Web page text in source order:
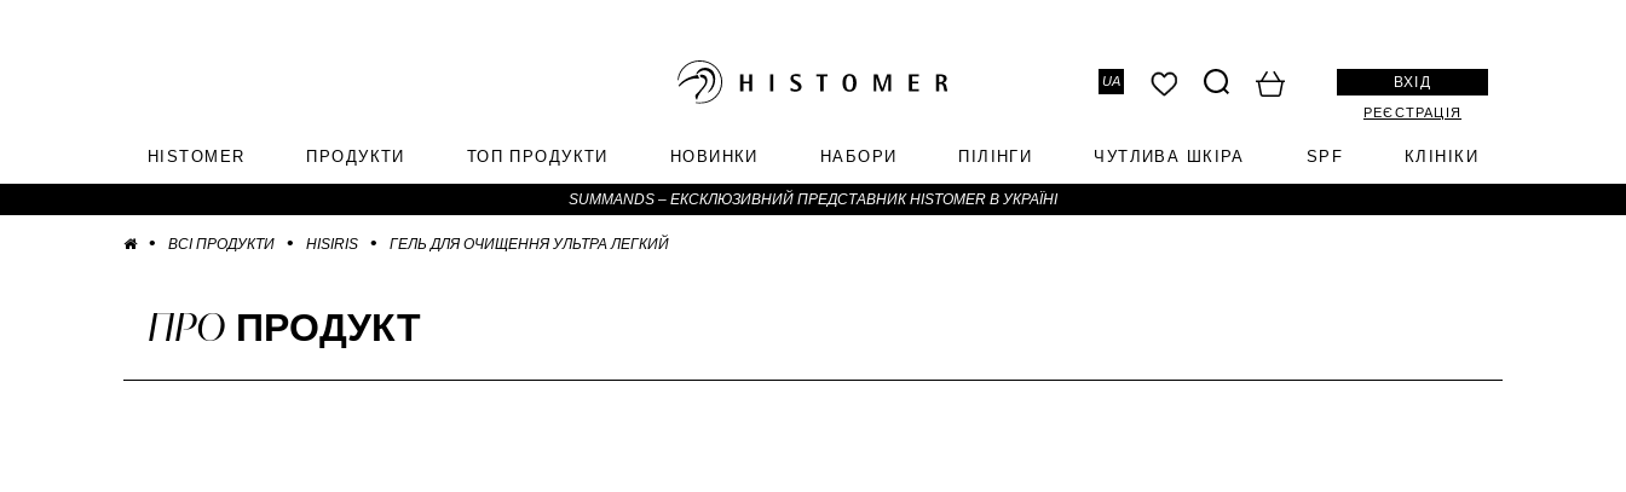
UA ВХІД
РЕЄСТРАЦІЯ
HISTOMER ПРОДУКТИ ТОП ПРОДУКТИ НОВИНКИ НАБОРИ ПІЛІНГИ ЧУТЛИВА ШКІРА SPF КЛІНІКИ
SUMMANDS – ЕКСКЛЮЗИВНИЙ ПРЕДСТАВНИК HISTOMER В УКРАЇНІ
ВСІ ПРОДУКТИ HISIRIS ГЕЛЬ ДЛЯ ОЧИЩЕННЯ УЛЬТРА ЛЕГКИЙ
ПРО ПРОДУКТ